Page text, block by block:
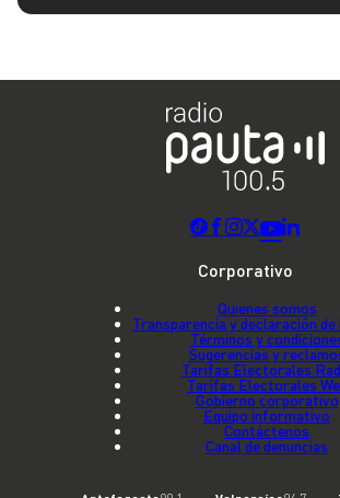
Corporativo
Quienes somos
Transparencia y declaración
Términos y
Sugerencias y
Tarifas Electorales
Tarifas Electorales
Gobierno corporativo
Equipo informativo
Contáctenos
Canal de denuncias